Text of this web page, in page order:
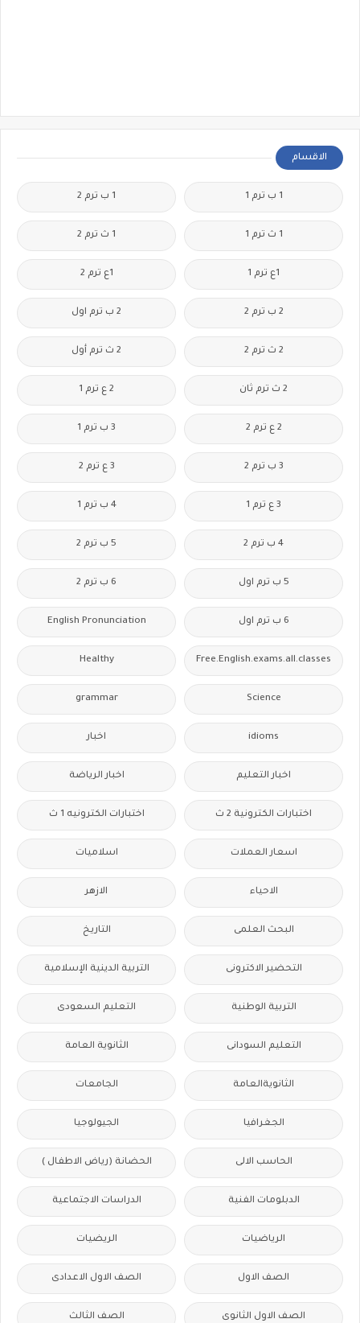
الاقسام
1 ب ترم 1 1 ب ترم 2
1 ث ترم 1 1 ث ترم 2
1ع ترم 1 1ع ترم 2
2 ب ترم 2 2 ب ترم اول
2 ث ترم 2 2 ث ترم أول
2 ث ترم ثان 2 ع ترم 1
2 ع ترم 2 3 ب ترم 1
3 ب ترم 2 3 ع ترم 2
3 ع ترم 1 4 ب ترم 1
4 ب ترم 2 5 ب ترم 2
5 ب ترم اول 6 ب ترم 2
6 ب ترم اول English Pronunciation
Free.English.exams.all.classes
Healthy
Science
grammar
idioms اخبار
اخبار التعليم اخبار الرياضة
اختبارات الكترونية 2 ث اختبارات الكترونيه 1 ث
اسعار العملات اسلاميات
الاحياء الازهر
البحث العلمى التاريخ
التحضير الاكترونى التربية الدينية الإسلامية
التربية الوطنية التعليم السعودى
التعليم السودانى الثانوية العامة
الثانويةالعامة الجامعات
الجغرافيا الجيولوجيا
الحاسب الالى الحضانة (رياض الاطفال )
الدبلومات الفنية الدراسات الاجتماعية
الرياضيات الريضيات
الصف الاول الصف الاول الاعدادى
الصف الاول الثانوى الصف الثالث